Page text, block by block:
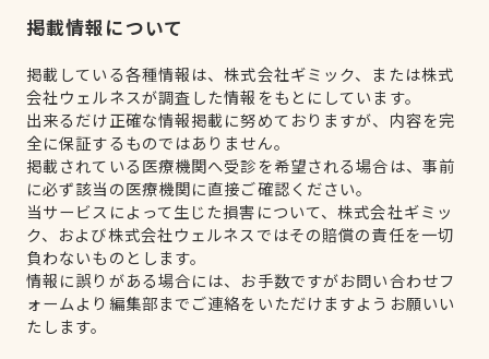
掲載情報について
掲載している各種情報は、株式会社ギミック、または株式
会社ウェルネスが調査した情報をもとにしています。
出来るだけ正確な情報掲載に努めておりますが、内容を完
全に保証するものではありません。
掲載されている医療機関へ受診を希望される場合は、事前
に必ず該当の医療機関に直接ご確認ください。
当サービスによって生じた損害について、株式会社ギミッ
ク、および株式会社ウェルネスではその賠償の責任を一切
負わないものとします。
情報に誤りがある場合には、お手数ですがお問い合わせフ
ォームより編集部までご連絡をいただけますようお願いい
たします。